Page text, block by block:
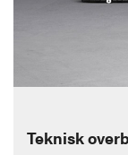
Teknisk